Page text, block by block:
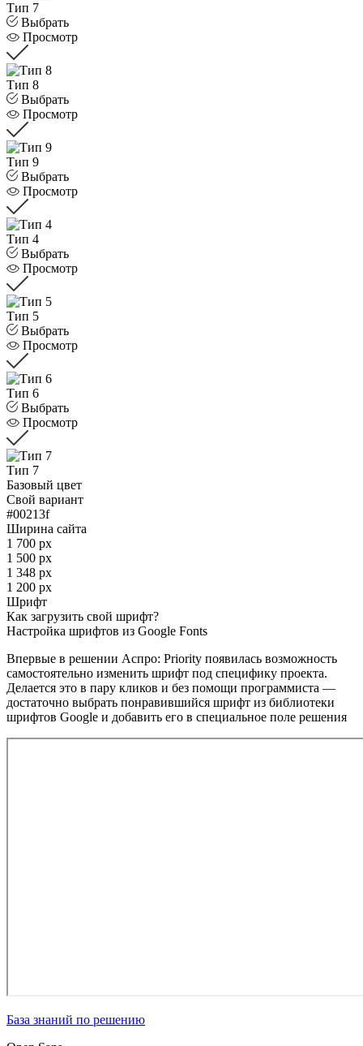
Тип 7
Выбрать
Просмотр
Тип 8
Выбрать
Просмотр
Тип 9
Выбрать
Просмотр
Тип 4
Выбрать
Просмотр
Тип 5
Выбрать
Просмотр
Тип 6
Выбрать
Просмотр
Тип 7
Базовый цвет
Свой вариант
#00213f
Ширина сайта
1 700 px
1 500 px
1 348 px
1 200 px
Шрифт
Как загрузить свой шрифт?
Настройка шрифтов из Google Fonts
Впервые в решении Аспро: Priority появилась возможность
самостоятельно изменить шрифт под специфику проекта.
Делается это в пару кликов и без помощи программиста —
достаточно выбрать понравившийся шрифт из библиотеки
шрифтов Google и добавить его в специальное поле решения
База знаний по решению